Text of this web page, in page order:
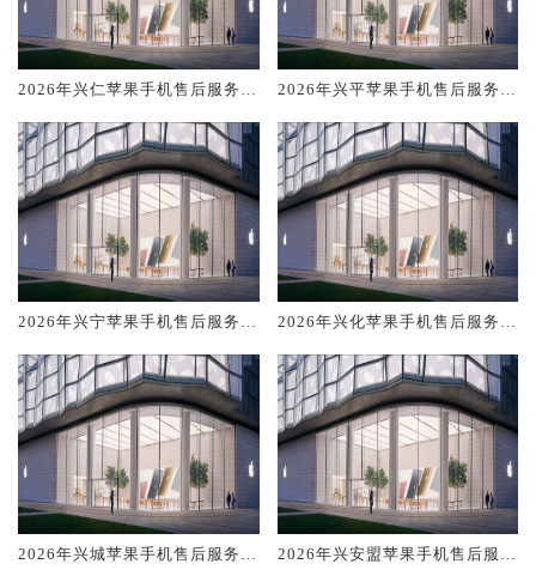
2026年兴仁苹果手机售后服务维
排名对比知名
2026年兴平苹果手机售后服务维
排名对比知名
2026年兴宁苹果手机售后服务维
排名对比知名
2026年兴化苹果手机售后服务维
排名对比知名
2026年兴城苹果手机售后服务维
2026年兴安盟苹果手机售后服务